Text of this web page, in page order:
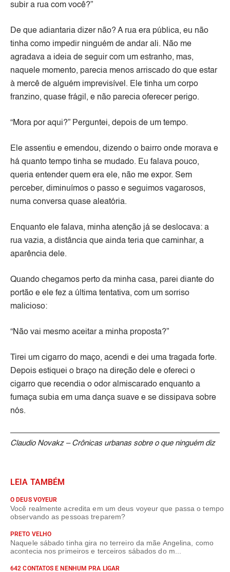
subir a rua com você?”
De que adiantaria dizer não? A rua era pública, eu não
tinha como impedir ninguém de andar ali. Não me
agradava a ideia de seguir com um estranho, mas,
naquele momento, parecia menos arriscado do que estar
à mercê de alguém imprevisível. Ele tinha um corpo
franzino, quase frágil, e não parecia oferecer perigo.
“Mora por aqui?” Perguntei, depois de um tempo.
Ele assentiu e emendou, dizendo o bairro onde morava e
há quanto tempo tinha se mudado. Eu falava pouco,
queria entender quem era ele, não me expor. Sem
perceber, diminuímos o passo e seguimos vagarosos,
numa conversa quase aleatória.
Enquanto ele falava, minha atenção já se deslocava: a
rua vazia, a distância que ainda teria que caminhar, a
aparência dele.
Quando chegamos perto da minha casa, parei diante do
portão e ele fez a última tentativa, com um sorriso
malicioso:
“Não vai mesmo aceitar a minha proposta?”
Tirei um cigarro do maço, acendi e dei uma tragada forte.
Depois estiquei o braço na direção dele e ofereci o
cigarro que recendia o odor almiscarado enquanto a
fumaça subia em uma dança suave e se dissipava sobre
nós.
Claudio Novakz – Crônicas urbanas sobre o que ninguém diz
LEIA TAMBÉM
O DEUS VOYEUR
Você realmente acredita em um deus voyeur que passa o tempo
observando as pessoas treparem?
PRETO VELHO
Naquele sábado tinha gira no terreiro da mãe Angelina, como
acontecia nos primeiros e terceiros sábados do m...
642 CONTATOS E NENHUM PRA LIGAR